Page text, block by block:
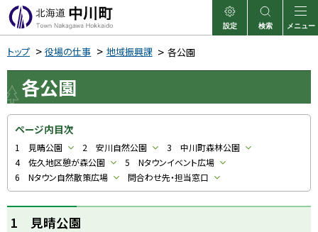
本
へ
メ
ニ
ュ
中川町 表示
設定
検索
サイト内検索
メニュー
トップ 役場の仕事 地域振興課 各公園
各公園
ページ内目次
1 見晴公園 2 安川自然公園
3 中川町森林公園
4 佐久地区憩が森公園
5 Nタウンイベント広場
6 Nタウン自然散策広場
問合わせ先・担当窓口
1 見晴公園